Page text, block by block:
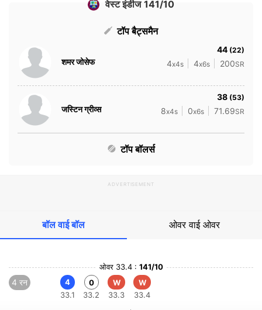
वेस्ट इंडीज 141/10
टॉप बैट्समैन
शमर जोसेफ
44 (22)
4x4s 4x6s 200SR
जस्टिन ग्रीव्स
38 (53)
8x4s 0x6s 71.69SR
टॉप बॉलर्स
ADVERTISEMENT
बॉल वाई बॉल ओवर वाई ओवर
ओवर 33.4 : 141/10
4 रन
4
33.1
0
33.2
W
33.3
W
33.4